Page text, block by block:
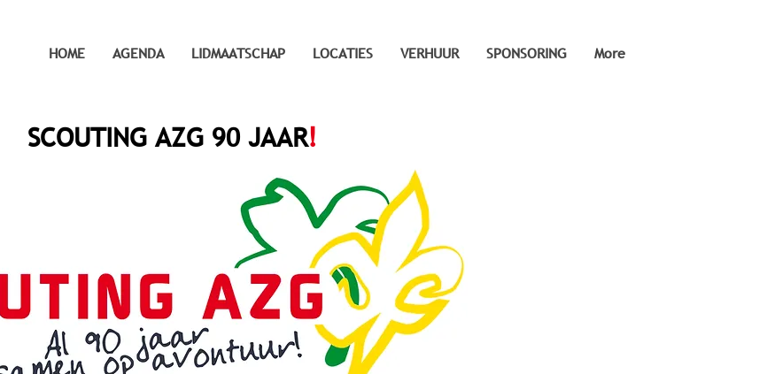
HOME AGENDA LIDMAATSCHAP LOCATIES VERHUUR SPONSORING More
SCOUTING AZG 90 JAAR!